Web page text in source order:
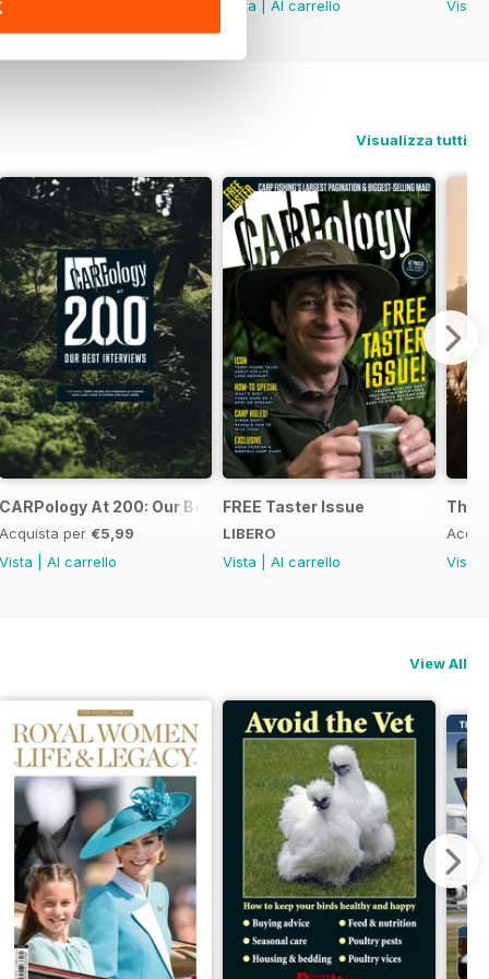
Vista
Vista
Al carrello
Vista
Visualizza tutti
and Bait Mixes
CARPology At 200: Our Best Interviews
Acquista per €5,99
Vista
Al carrello
FREE Taster Issue
LIBERO
Vista
Al carrello
The
Vista
View All